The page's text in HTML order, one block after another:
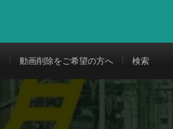
動画削除をご希望の方へ 検索